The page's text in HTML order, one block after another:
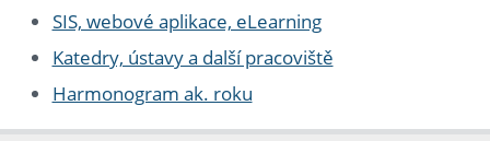
SIS, webové aplikace, eLearning
Katedry, ústavy a další pracoviště
Harmonogram ak. roku